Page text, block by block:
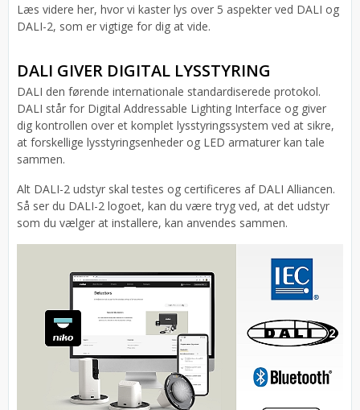
Læs videre her, hvor vi kaster lys over 5 aspekter ved DALI og
DALI-2, som er vigtige for dig at vide.
DALI GIVER DIGITAL LYSSTYRING
DALI den førende internationale standardiserede protokol.
DALI står for Digital Addressable Lighting Interface og giver
dig kontrollen over et komplet lysstyringssystem ved at sikre,
at forskellige lysstyringsenheder og LED armaturer kan tale
sammen.
Alt DALI-2 udstyr skal testes og certificeres af DALI Alliancen.
Så ser du DALI-2 logoet, kan du være tryg ved, at det udstyr
som du vælger at installere, kan anvendes sammen.